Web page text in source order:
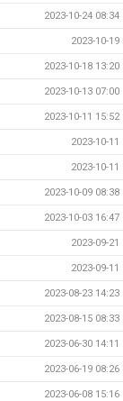
2023-10-24 08:34
2023-10-19
2023-10-18 13:20
2023-10-13 07:00
2023-10-11 15:52
2023-10-11
2023-10-11
2023-10-09 08:38
2023-10-03 16:47
2023-09-21
2023-09-11
2023-08-23 14:23
2023-08-15 08:33
2023-06-30 14:11
2023-06-19 08:26
2023-06-08 15:16